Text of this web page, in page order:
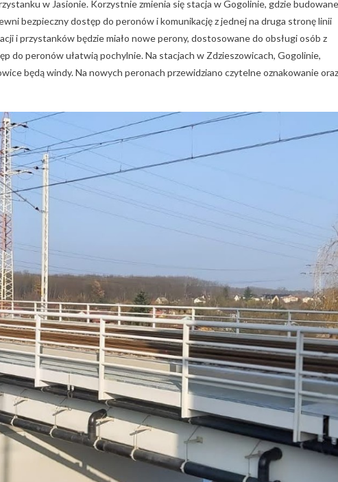
w Jasionie. Korzystnie zmienia się stacja w Gogolinie, gdzie budowane
bezpieczny dostęp do peronów i komunikację z jednej na druga stronę linii
i przystanków będzie miało nowe perony, dostosowane do obsługi osób z
do peronów ułatwią pochylnie. Na stacjach w Zdzieszowicach, Gogolinie,
będą windy. Na nowych peronach przewidziano czytelne oznakowanie oraz